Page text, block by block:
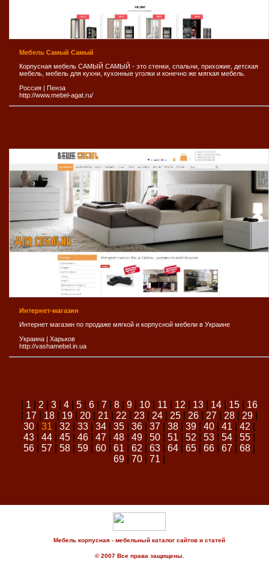
Мебель Самый Самый
Корпусная мебель САМЫЙ САМЫЙ - это стенки, спальни, прихожие, детская
мебель, мебель для кухни, кухонные уголки и конечно же мягкая мебель.
Россия | Пенза
http://www.mebel-agat.ru/
Интернет-магазин
Интернет магазин по продаже мягкой и корпусной мебели в Украине
Украина | Харьков
http://vashamebel.in.ua
1 2 3| 4| 5| 6| 7| 8| 9| 10| 11 12 13| 14| 15| 16
17| 18| 19| 20| 21 22 23| 24| 25| 26| 27| 28| 29|
30| 31 32 33| 34| 35| 36| 37| 38| 39| 40| 41 42
43| 44| 45| 46| 47| 48| 49| 50| 51 52 53| 54| 55|
56| 57| 58| 59| 60| 61 62 63| 64| 65| 66| 67| 68|
69| 70| 71
Мебель корпусная - мебельный каталог сайтов и статей
© 2007 Все права защищены.